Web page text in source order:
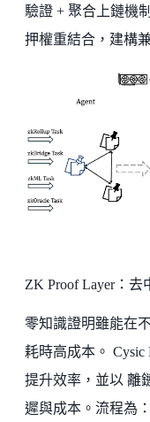
驗證 + 聚合上鏈機
押權重結合，建構
ZK Proof Layer：
零知識證明雖能在
耗時高成本。 Cysic
提升效率，並以 離
遲與成本。流程為